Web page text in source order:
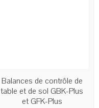
EN STOCK
Balances de contrôle de
table et de sol GBK-Plus
et GFK-Plus